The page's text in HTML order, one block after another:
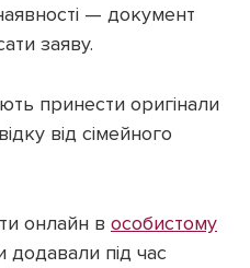
— документ
заяву.
принести оригінали
від сімейного
онлайн в особистому
під час